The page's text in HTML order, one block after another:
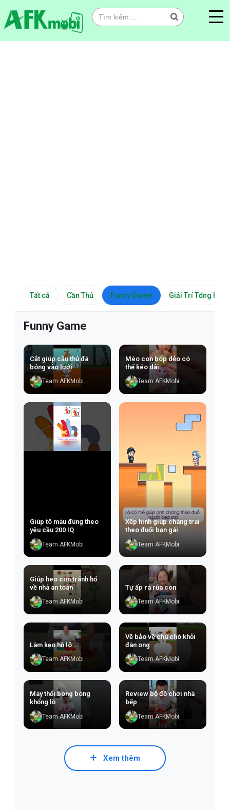
Tất cả Cần Thủ Funny Game Giải Trí Tổng Hợp
Funny Game
Cắt giúp cầu thủ đá
bóng vào lưới
Team AFKMobi
Mèo con bóp dẻo có
thể kéo dài
Team AFKMobi
Giúp tô màu đúng theo
yêu cầu 200 IQ
Team AFKMobi
Xếp hình giúp chàng trai
theo đuổi bạn gái
Team AFKMobi
Giúp heo con tránh hổ
về nhà an toàn
Team AFKMobi
Tự ấp ra rùa con
Team AFKMobi
Làm kẹo hồ lô
Team AFKMobi
Vẽ bảo vệ chú chó khỏi
đàn ong
Team AFKMobi
Máy thổi bong bóng
khổng lồ
Team AFKMobi
Review bộ đồ chơi nhà
bếp
Team AFKMobi
Xem thêm